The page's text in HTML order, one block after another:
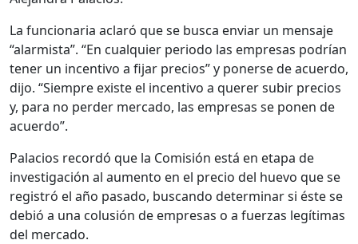
La funcionaria aclaró que se busca enviar un mensaje
“alarmista”. “En cualquier periodo las empresas podrían
tener un incentivo a fijar precios” y ponerse de acuerdo,
dijo. “Siempre existe el incentivo a querer subir precios
y, para no perder mercado, las empresas se ponen de
acuerdo”.
Palacios recordó que la Comisión está en etapa de
investigación al aumento en el precio del huevo que se
registró el año pasado, buscando determinar si éste se
debió a una colusión de empresas o a fuerzas legítimas
del mercado.